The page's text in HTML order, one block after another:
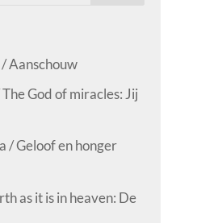
Aanschouw
God of miracles: Jij
/ Geloof en honger
as it is in heaven: De